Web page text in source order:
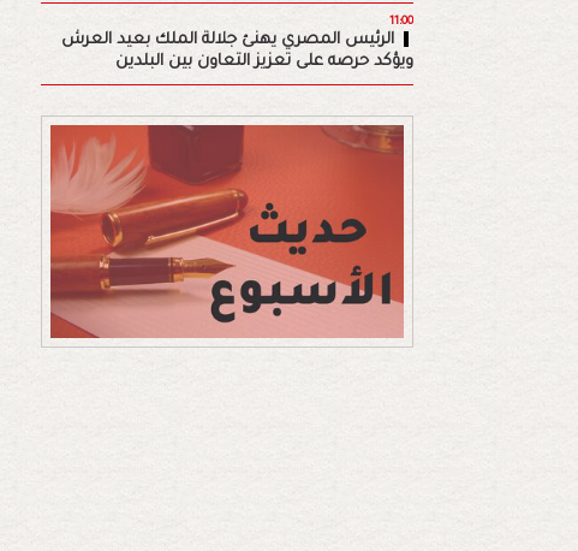
11:00
الرئيس المصري يهنئ جلالة الملك بعيد العرش
ويؤكد حرصه على تعزيز التعاون بين البلدين